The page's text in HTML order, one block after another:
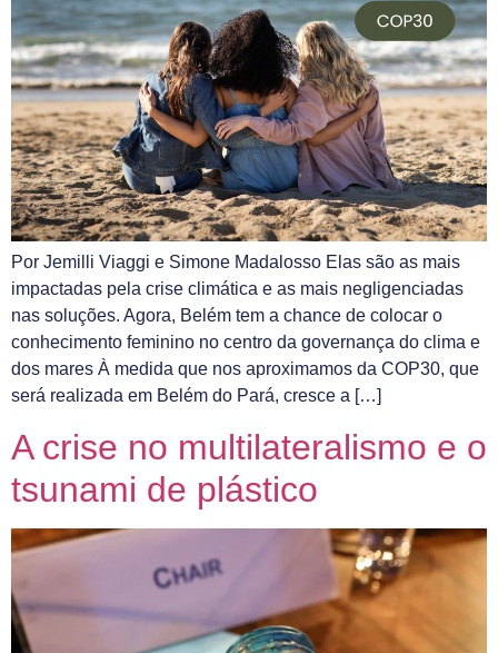
Por Jemilli Viaggi e Simone Madalosso Elas são as mais
impactadas pela crise climática e as mais negligenciadas
nas soluções. Agora, Belém tem a chance de colocar o
conhecimento feminino no centro da governança do clima e
dos mares À medida que nos aproximamos da COP30, que
será realizada em Belém do Pará, cresce a […]
A crise no multilateralismo e o
tsunami de plástico